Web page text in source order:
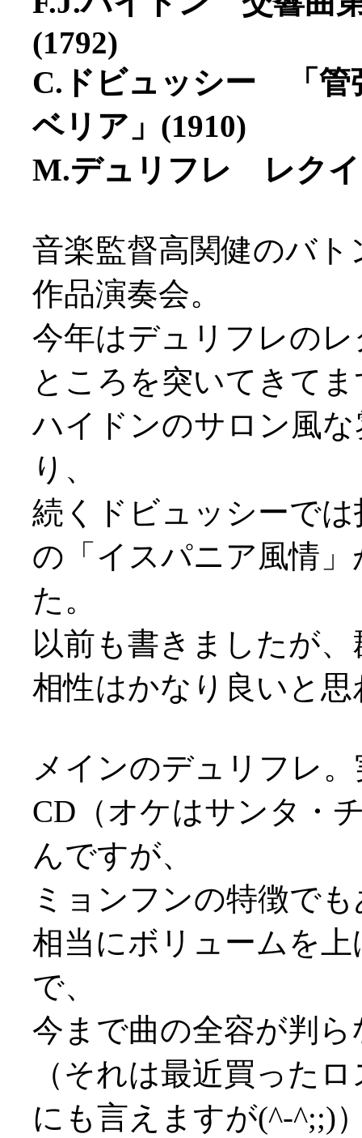
(1792)
C.ドビュッシー 「管
ベリア」(1910)
M.デュリフレ レクイ
音楽監督高関健のバ
作品演奏会。
今年はデュリフレの
ところを突いてきて
ハイドンのサロン風
り、
続くドビュッシーで
の「イスパニア風情
た。
以前も書きましたが
相性はかなり良いと
メインのデュリフレ
CD（オケはサンタ・
んですが、
ミョンフンの特徴で
相当にボリュームを
で、
今まで曲の全容が判
（それは最近買った
にも言えますが(^-^;;)